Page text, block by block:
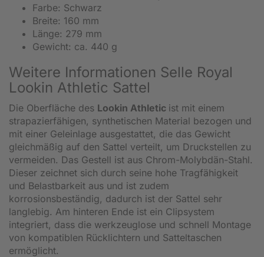
Farbe: Schwarz
Breite: 160 mm
Länge: 279 mm
Gewicht: ca. 440 g
Weitere Informationen Selle Royal
Lookin Athletic Sattel
Die Oberfläche des Lookin Athletic ist mit einem
strapazierfähigen, synthetischen Material bezogen und
mit einer Geleinlage ausgestattet, die das Gewicht
gleichmäßig auf den Sattel verteilt, um Druckstellen zu
vermeiden. Das Gestell ist aus Chrom-Molybdän-Stahl.
Dieser zeichnet sich durch seine hohe Tragfähigkeit
und Belastbarkeit aus und ist zudem
korrosionsbeständig, dadurch ist der Sattel sehr
langlebig. Am hinteren Ende ist ein Clipsystem
integriert, dass die werkzeuglose und schnell Montage
von kompatiblen Rücklichtern und Satteltaschen
ermöglicht.